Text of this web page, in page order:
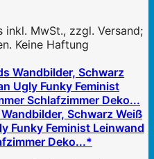
inkl. MwSt., zzgl. Versand;
Keine Haftung
Schwarz Weiß
Funky Feminist Leinwand
Deko...*